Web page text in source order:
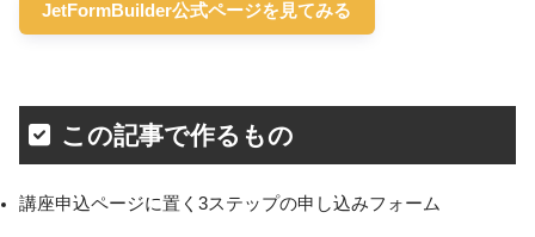
JetFormBuilder公式ページを見てみる
この記事で作るもの
講座申込ページに置く3ステップの申し込みフォーム